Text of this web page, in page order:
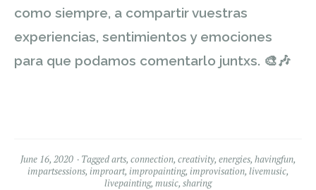
como siempre, a compartir vuestras
experiencias, sentimientos y emociones
para que podamos comentarlo juntxs. 🎨🎶
June 16, 2020 Taggedarts, connection, creativity, energies, havingfun,
impartsessions, improart, impropainting, improvisation, livemusic,
livepainting, music, sharing